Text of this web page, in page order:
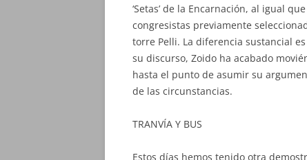
‘Setas’ de la Encarnación, al igual
congresistas previamente
torre Pelli. La diferencia sustancial
su discurso, Zoido ha acabado
hasta el punto de asumir su
de las circunstancias.
TRANVÍA Y BUS
Estos días hemos tenido otra